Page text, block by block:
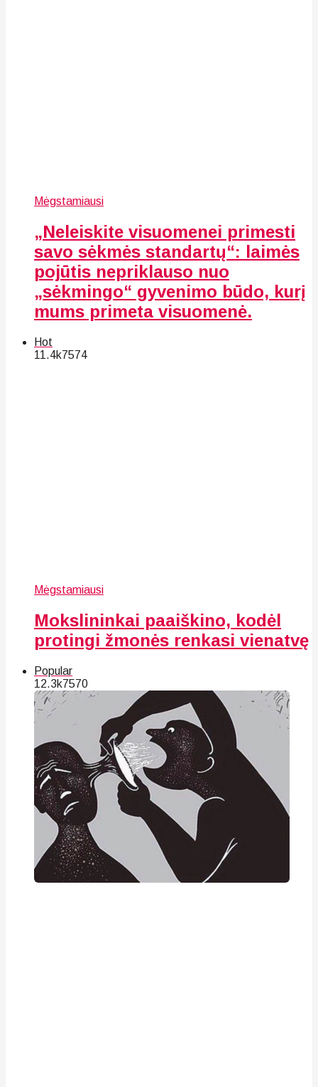
Mėgstamiausi
„Neleiskite visuomenei primesti
savo sėkmės standartų“: laimės
pojūtis nepriklauso nuo
„sėkmingo“ gyvenimo būdo, kurį
mums primeta visuomenė.
Hot
11.4k7574
Mėgstamiausi
Mokslininkai paaiškino, kodėl
protingi žmonės renkasi vienatvę
Popular
12.3k7570